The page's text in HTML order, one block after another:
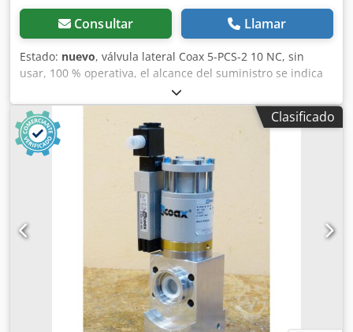
Consultar Llamar
Estado: nuevo, válvula lateral Coax 5-PCS-2 10 NC, sin
usar, 100 % operativa, el alcance del suministro se indica
en las fotos. Dodpfx Aei D Umdsi Iokr
Clasificado